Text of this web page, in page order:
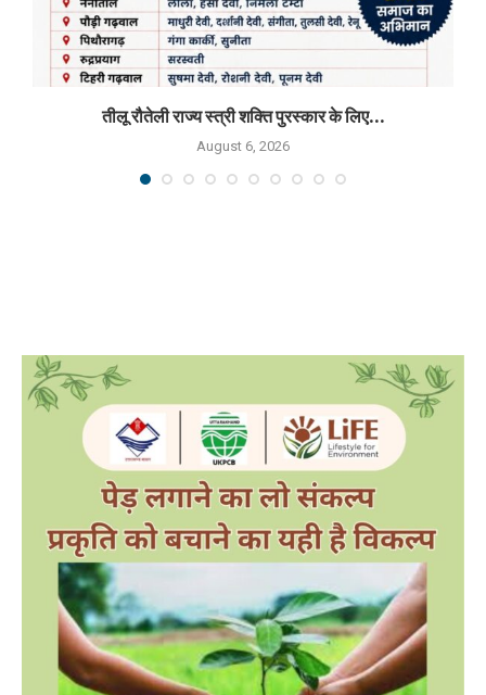
तीलू रौतेली राज्य स्त्री शक्ति पुरस्कार के लिए...
August 6, 2026